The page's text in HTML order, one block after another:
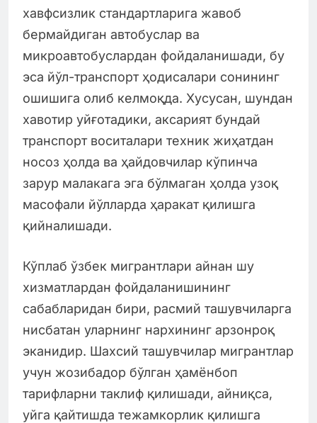
хавфсизлик стандартларига жавоб
бермайдиган автобуслар ва
микроавтобуслардан фойдаланишади, бу
эса йўл-транспорт ҳодисалари сонининг
ошишига олиб келмоқда. Хусусан, шундан
хавотир уйғотадики, аксарият бундай
транспорт воситалари техник жиҳатдан
носоз ҳолда ва ҳайдовчилар кўпинча
зарур малакага эга бўлмаган ҳолда узоқ
масофали йўлларда ҳаракат қилишга
қийналишади.
Кўплаб ўзбек мигрантлари айнан шу
хизматлардан фойдаланишининг
сабабларидан бири, расмий ташувчиларга
нисбатан уларнинг нархининг арзонроқ
эканидир. Шахсий ташувчилар мигрантлар
учун жозибадор бўлган ҳамёнбоп
тарифларни таклиф қилишади, айниқса,
уйга қайтишда тежамкорлик қилишга